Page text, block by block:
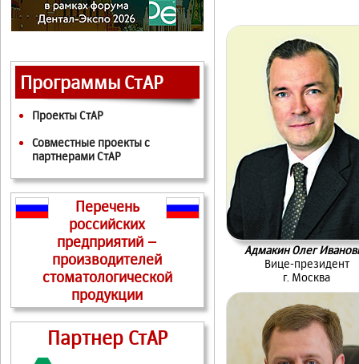
Программы СтАР
Проекты СтАР
Совместные проекты с
партнерами СтАР
Перечень
российских
предприятий –
производителей
стоматологической
продукции
Партнер СтАР
Адмакин Олег
Вице-президент
г. Москва